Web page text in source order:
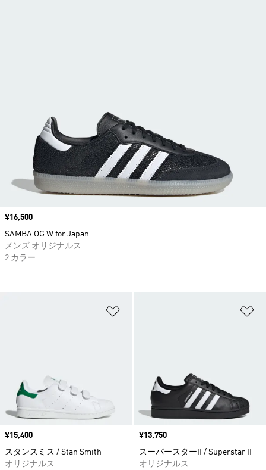
価格
¥15,400
スタンスミス / Stan Smith
オリジナルス
価格
¥13,750
スーパースターII / Superstar II
オリジナルス
価格
¥16,500
SAMBA OG W for Japan
メンズ オリジナルス
2 カラー